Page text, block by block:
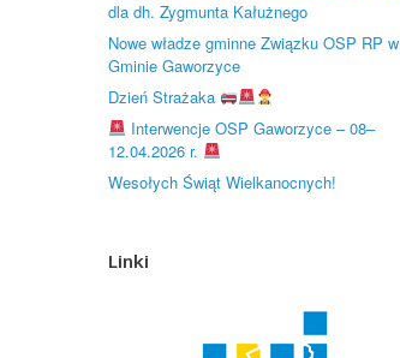
dla dh. Zygmunta Kałużnego
Nowe władze gminne Związku OSP RP w
Gminie Gaworzyce
Dzień Strażaka
Interwencje OSP Gaworzyce – 08–
12.04.2026 r.
Wesołych Świąt Wielkanocnych!
Linki